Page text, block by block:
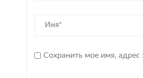
Сохранить мое имя, адрес